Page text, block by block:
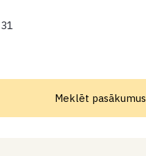
31
Meklēt pasākumus